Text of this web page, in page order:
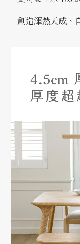
創造渾然天成、